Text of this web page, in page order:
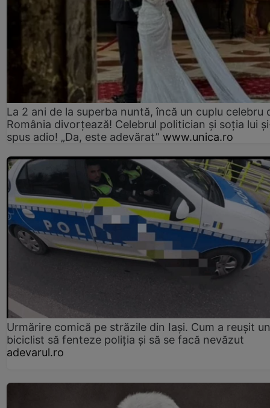
La 2 ani de la superba nuntă, încă un cuplu celebru
România divorțează! Celebrul politician și soția lui
spus adio! „Da, este adevărat” www.unica.ro
Urmărire comică pe străzile din Iași. Cum a reușit un
biciclist să fenteze poliția și să se facă nevăzut
adevarul.ro